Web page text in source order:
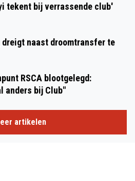
tekent bij verrassende club'
dreigt naast droomtransfer te
RSCA blootgelegd:
anders bij Club"
artikelen